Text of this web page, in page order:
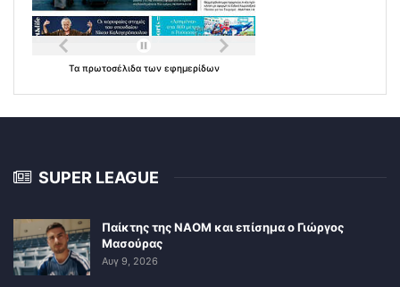
Τα πρωτοσέλιδα των εφημερίδων
SUPER LEAGUE
Παίκτης της ΝΑΟΜ και επίσημα ο Γιώργος
Μασούρας
Αυγ 9, 2026